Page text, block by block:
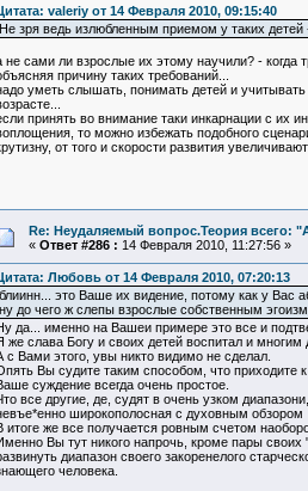
valeriy от 14 Февраля 2010, 09:15:40
Не зря ведь излюбленным приемом у таких детей
не сами ли взрослые их этому научили? - когда
причину таких требований...
уметь слышать, понимать детей и
принять во внимание таки инкарнации с их
то можно избежать подобного
от того и скорости развития
Re: Неудаляемый вопрос.Теория всего:
« Ответ #286 : 14 Февраля 2010, 11:27:56 »
Любовь от 14 Февраля 2010, 07:20:13
блиинн... это Ваше их видение, потому как у Вас
ну до чего ж слепы взрослые собственным
да... именно на Вашеи примере это все и
же слава Богу и своих детей воспитал и
с Вами этого, увы никто видимо не сделал.
Вы судите таким способом, что
суждение всегда очень простое.
все другие, де, судят в очень узком
широкополосная с духовным
итоге же все получается ровным счетом
Вы тут никого напрочь, кроме пары
диапазон своего закоренелого
человека.